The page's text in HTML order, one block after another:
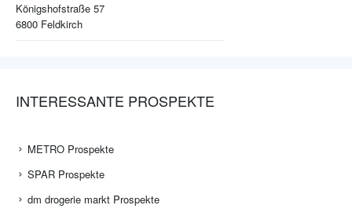
Königshofstraße 57
6800 Feldkirch
INTERESSANTE PROSPEKTE
METRO Prospekte
SPAR Prospekte
dm drogerie markt Prospekte